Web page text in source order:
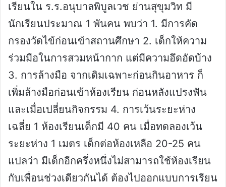
เรียนใน ร.ร.อนุบาลพิบูลเวช ย่านสุขุมวิท มี
นักเรียนประมาณ 1 พันคน พบว่า 1. มีการคัด
กรองวัดไข้ก่อนเข้าสถานศึกษา 2. เด็กให้ความ
ร่วมมือในการสวมหน้ากาก แต่มีความอึดอัดบ้าง
3. การล้างมือ จากเดิมเฉพาะก่อนกินอาหาร ก็
เพิ่มล้างมือก่อนเข้าห้องเรียน ก่อนหลังแปรงฟัน
และเมื่อเปลี่ยนกิจกรรม 4. การเว้นระยะห่าง
เฉลี่ย 1 ห้องเรียนเด็กมี 40 คน เมื่อทดลองเว้น
ระยะห่าง 1 เมตร เด็กต่อห้องเหลือ 20-25 คน
แปลว่า มีเด็กอีกครึ่งหนึ่งไม่สามารถใช้ห้องเรียน
กับเพื่อนช่วงเดียวกันได้ ต้องไปออกแบบการเรียน